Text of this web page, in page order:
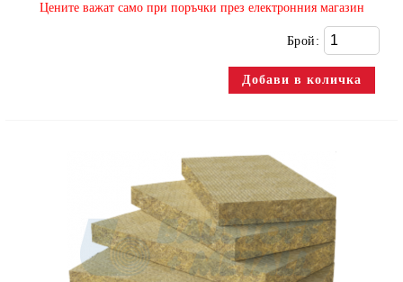
​Цените важат само при поръчки през електронния магазин
Брой: